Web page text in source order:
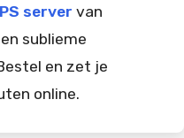
server van
sublieme
en zet je
online.